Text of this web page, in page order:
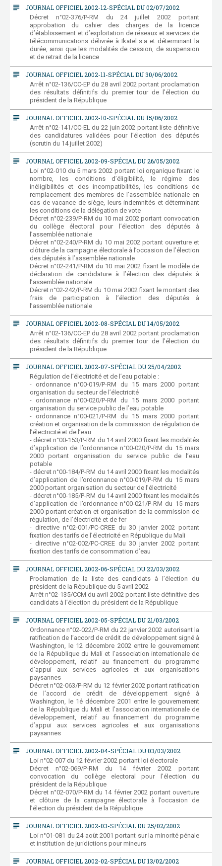
subject JOURNAL OFFICIEL 2002-12-SPÉCIAL DU 02/07/2002
Décret n°02-376/P-RM du 24 juillet 2002 portant
approbation du cahier des charges de la licence
d’établissement et d’exploitation de réseaux et services de
télécommunications délivrée à Ikatel s.a et déterminant la
durée, ainsi que les modalités de cession, de suspension
et de retrait de la licence
subject JOURNAL OFFICIEL 2002-11-SPÉCIAL DU 30/06/2002
Arrêt n°02-136/CC-EP du 28 avril 2002 portant proclamation
des résultats définitifs du premier tour de l’élection du
président de la République
subject JOURNAL OFFICIEL 2002-10-SPÉCIAL DU 15/06/2002
Arrêt n°02-141/CC-EL du 22 juin 2002 portant liste définitive
des candidatures validées pour l’élection des députés
(scrutin du 14 juillet 2002)
subject JOURNAL OFFICIEL 2002-09-SPÉCIAL DU 26/05/2002
Loi n°02-010 du 5 mars 2002 portant loi organique fixant le
nombre, les conditions d’éligibilité, le régime des
inéligibilités et des incompatibilités, les conditions de
remplacement des membres de l’assemblée nationale en
cas de vacance de siège, leurs indemnités et déterminant
les conditions de la délégation de vote
Décret n°02-239/P-RM du 10 mai 2002 portant convocation
du collège électoral pour l’élection des députés à
l’assemblée nationale
Décret n°02-240/P-RM du 10 mai 2002 portant ouverture et
clôture de la campagne électorale à l’occasion de l’élection
des députés à l’assemblée nationale
Décret n°02-241/P-RM du 10 mai 2002 fixant le modèle de
déclaration de candidature à l’élection des députés à
l’assemblée nationale
Décret n°02-242/P-RM du 10 mai 2002 fixant le montant des
frais de participation à l’élection des députés à
l’assemblée nationale
subject JOURNAL OFFICIEL 2002-08-SPÉCIAL DU 14/05/2002
Arrêt n°02-136/CC-EP du 28 avril 2002 portant proclamation
des résultats définitifs du premier tour de l’élection du
président de la République
subject JOURNAL OFFICIEL 2002-07-SPÉCIAL DU 25/04/2002
Régulation de l’électricité et de l’eau potable :
- ordonnance n°00-019/P-RM du 15 mars 2000 portant
organisation du secteur de l’électricité
- ordonnance n°00-020/P-RM du 15 mars 2000 portant
organisation du service public de l’eau potable
- ordonnance n°00-021/P-RM du 15 mars 2000 portant
création et organisation de la commission de régulation de
l’électricité et de l’eau
- décret n°00-153/P-RM du 14 avril 2000 fixant les modalités
d’application de l’ordonnance n°00-020/P-RM du 15 mars
2000 portant organisation du service public de l’eau
potable
- décret n°00-184/P-RM du 14 avril 2000 fixant les modalités
d’application de l’ordonnance n°00-019/P-RM du 15 mars
2000 portant organisation du secteur de l’électricité
- décret n°00-185/P-RM du 14 avril 2000 fixant les modalités
d’application de l’ordonnance n°00-021/P-RM du 15 mars
2000 portant création et organisation de la commission de
régulation, de l’électricité et de fer
- directive n°02-001/PC-CREE du 30 janvier 2002 portant
fixation des tarifs de l’électricité en République du Mali
- directive n°02-002/PC-CREE du 30 janvier 2002 portant
fixation des tarifs de consommation d’eau
subject JOURNAL OFFICIEL 2002-06-SPÉCIAL DU 22/03/2002
Proclamation de la liste des candidats à l’élection du
président de la République du 5 avril 2002
Arrêt n°02-135/CCM du avril 2002 portant liste définitive des
candidats à l’élection du président de la République
subject JOURNAL OFFICIEL 2002-05-SPÉCIAL DU 21/03/2002
Ordonnance n°02-022/P-RM du 22 janvier 2002 autorisant la
ratification de l’accord de crédit de développement signé à
Washington, le 12 décembre 2002 entre le gouvernement
de la République du Mali et l’association internationale de
développement, relatif au financement du programme
d’appui aux services agricoles et aux organisations
paysannes
Décret n°02-063/P-RM du 12 février 2002 portant ratification
de l’accord de crédit de développement signé à
Washington, le 1é décembre 2001 entre le gouvernement
de la République du Mali et l’association internationale de
développement, relatif au financement du programme
d’appui aux services agricoles et aux organisations
paysannes
subject JOURNAL OFFICIEL 2002-04-SPÉCIAL DU 03/03/2002
Loi n°02-007 du 12 février 2002 portant loi électorale
Décret n°02-069/P-RM du 14 février 2002 portant
convocation du collège electoral pour l’élection du
président de la République
Décret n°02-070/P-RM du 14 février 2002 portant ouverture
et clôture de la campagne électorale à l’occasion de
l’élection du président de la République
subject JOURNAL OFFICIEL 2002-03-SPÉCIAL DU 25/02/2002
Loi n°01-081 du 24 août 2001 portant sur la minorité pénale
et institution de juridictions pour mineurs
subject JOURNAL OFFICIEL 2002-02-SPÉCIAL DU 13/02/2002